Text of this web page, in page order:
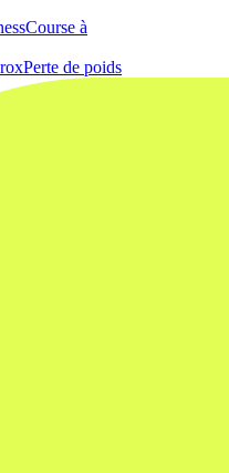
Course à
Perte de poids